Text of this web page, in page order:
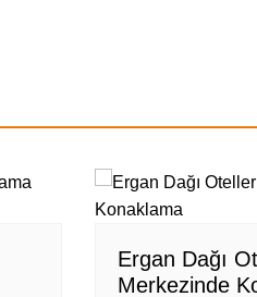
Ergan Dağı
Merkezinde